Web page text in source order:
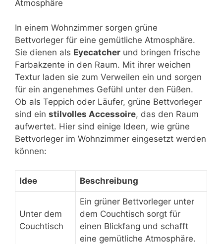
Atmosphäre
In einem Wohnzimmer sorgen grüne
Bettvorleger für eine gemütliche Atmosphäre.
Sie dienen als Eyecatcher und bringen frische
Farbakzente in den Raum. Mit ihrer weichen
Textur laden sie zum Verweilen ein und sorgen
für ein angenehmes Gefühl unter den Füßen.
Ob als Teppich oder Läufer, grüne Bettvorleger
sind ein stilvolles Accessoire, das den Raum
aufwertet. Hier sind einige Ideen, wie grüne
Bettvorleger im Wohnzimmer eingesetzt werden
können:
Idee Beschreibung
Unter dem
Couchtisch
Ein grüner Bettvorleger unter
dem Couchtisch sorgt für
einen Blickfang und schafft
eine gemütliche Atmosphäre.